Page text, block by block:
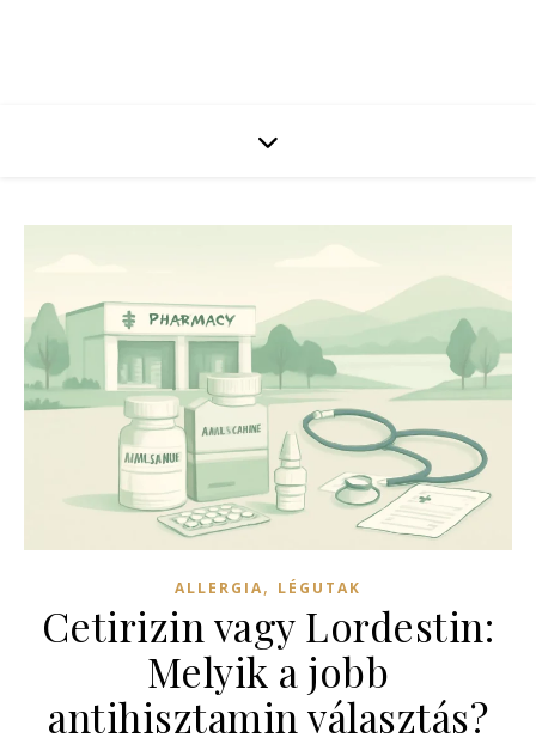
ALLERGIA, LÉGUTAK
Cetirizin vagy Lordestin:
Melyik a jobb
antihisztamin választás?